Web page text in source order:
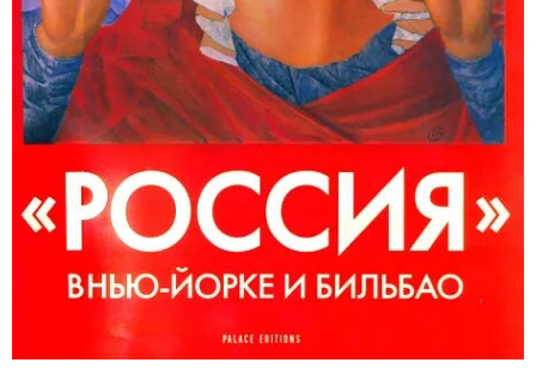
Русское искусство второй половины
Русское народное искусство XVII-XXI
Будущие выставки
Выездные выставки
Михаил Нестеров
Архив выставок
Степан Эрьзя – скульптор мира. К
Эпоха Императора Александра III и её
Архип Куинджи. Иллюзия света